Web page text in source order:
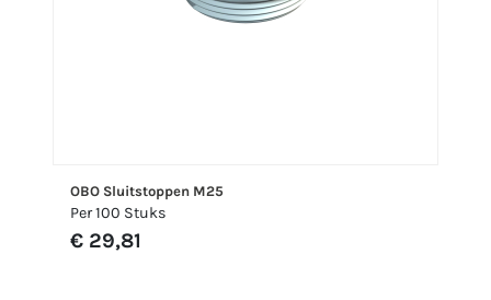
OBO Sluitstoppen M25
Per 100 Stuks
€ 29,81